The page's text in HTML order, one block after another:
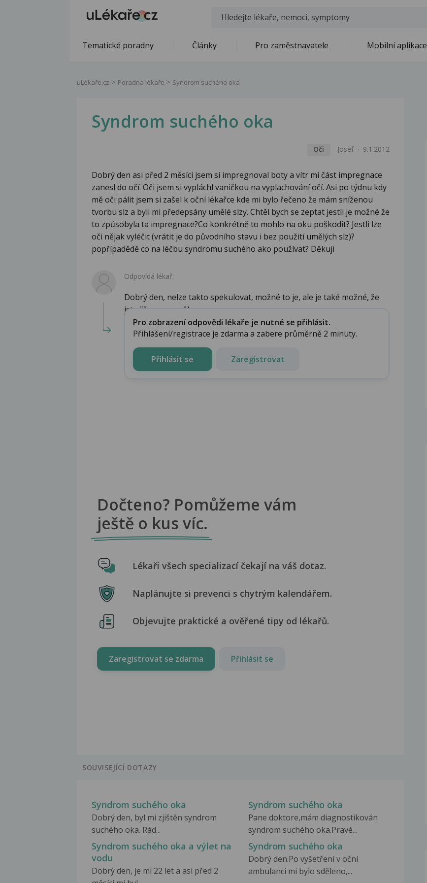
Tematické poradny Články Pro zaměstnavatele Mobilní aplikace
uLékaře.cz Poradna lékaře Syndrom suchého oka
Syndrom suchého oka
Oči Josef 9.1.2012
Dobrý den asi před 2 měsíci jsem si impregnoval boty a vítr mi část impregnace
zanesl do očí. Oči jsem si vypláchl vaničkou na vyplachování očí. Asi po týdnu kdy
mě oči pálit jsem si zašel k oční lékařce kde mi bylo řečeno že mám sníženou
tvorbu slz a byli mi předepsány umělé slzy. Chtěl bych se zeptat jestli je možné že
to způsobyla ta impregnace?Co konkrétně to mohlo na oku poškodit? Jestli lze
oči nějak vyléčit (vrátit je do původního stavu i bez použití umělých slz)?
popřípadědě co na léčbu syndromu suchého ako používat? Děkuji
Odpovídá lékař:
Dobrý den, nelze takto spekulovat, možné to je, ale je také možné, že
jste již nemoc měl a ...
Pro zobrazení odpovědi lékaře je nutné se přihlásit.
Přihlášení/registrace je zdarma a zabere průměrně 2 minuty.
Přihlásit se Zaregistrovat
Dočteno? Pomůžeme vám
ještě o kus víc.
Lékaři všech specializací čekají na váš dotaz.
Naplánujte si prevenci s chytrým kalendářem.
Objevujte praktické a ověřené tipy od lékařů.
Zaregistrovat se zdarma Přihlásit se
SOUVISEJÍCÍ DOTAZY
Syndrom suchého oka
Dobrý den, byl mi zjištěn syndrom
suchého oka. Rád...
Syndrom suchého oka
Pane doktore,mám diagnostikován
syndrom suchého oka.Pravé...
Syndrom suchého oka a výlet na
vodu
Dobrý den, je mi 22 let a asi před 2
Syndrom suchého oka
Dobrý den.Po vyšetření v oční
ambulanci mi bylo sděleno,...